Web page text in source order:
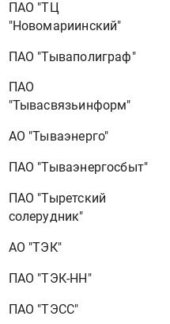
ПАО "ТЦ
"Новомариинский"
ПАО "Тываполиграф"
ПАО
"Тывасвязьинформ"
АО "Тываэнерго"
ПАО "Тываэнергосбыт"
ПАО "Тыретский
солерудник"
АО "ТЭК"
ПАО "ТЭК-НН"
ПАО "ТЭСС"